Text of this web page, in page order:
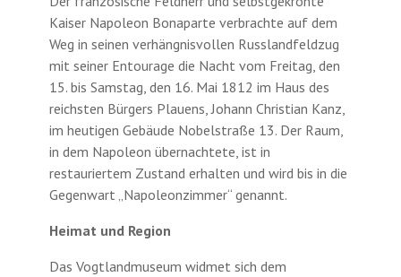
Kaiser Napoleon Bonaparte verbrachte auf dem
Weg in seinen verhängnisvollen Russlandfeldzug
mit seiner Entourage die Nacht vom Freitag, den
15. bis Samstag, den 16. Mai 1812 im Haus des
reichsten Bürgers Plauens, Johann Christian Kanz,
im heutigen Gebäude Nobelstraße 13. Der Raum,
in dem Napoleon übernachtete, ist in
restauriertem Zustand erhalten und wird bis in die
Gegenwart „Napoleonzimmer“ genannt.
Heimat und Region
Das Vogtlandmuseum widmet sich dem